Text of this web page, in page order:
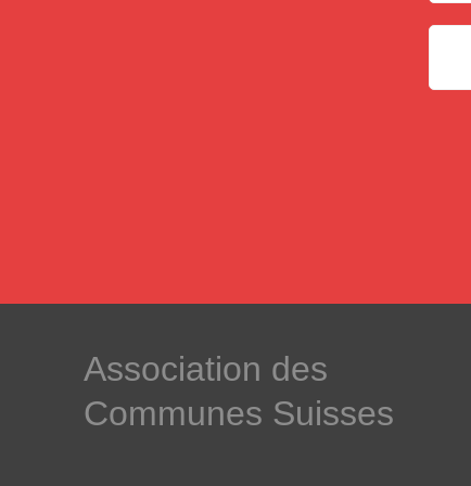
­Association des­
Communes ­Suisses